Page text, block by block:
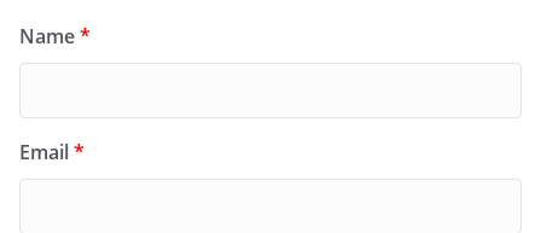
Name*
Email*